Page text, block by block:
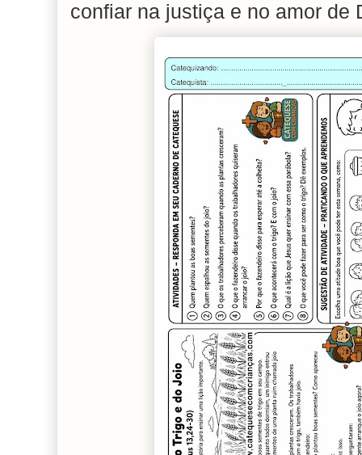
confiar na justiça e no amor de